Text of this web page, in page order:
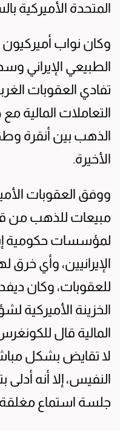
المتحدة الأميركية
وكان نواب أميركيون
الطبيعي الإيراني
تفادي العقوبات
التعاملات المالية
الذهب بين أنقرة
الأخيرة.
ووفق العقوبات
مبيعات للذهب من
لمؤسسات حكومية
الإيرانيين، وأي خرق
الخزينة الأميركية
المالية قال
لا تقايض بشكل مباشر
النفيس، إلا أنه
جلسة استماع